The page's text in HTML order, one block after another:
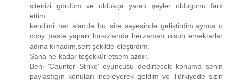
sitenizi gördüm ve oldukça yaralı şeyler oldugunu fark
ettim..
kendimi her alanda bu site sayesinde geliştirdim.ayrıca o
copy paste yapan hırsızlarıda herzaman olsun emektarlar
adına kınadım,sert şekilde eleştirdim.
Sana ne kadar teşekkür etsem azdır.
Beni 'Caunter Strike' oyuncusu dedirtecek konuma senin
paylastıgın konuları inceleyerek geldim ve Türkiyede sizin